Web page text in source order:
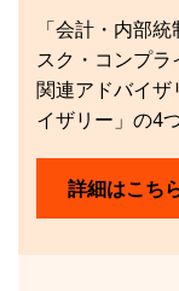
「会計・内部
スク・コンプ
関連アドバイザ
イザリー」の4
詳細はこち